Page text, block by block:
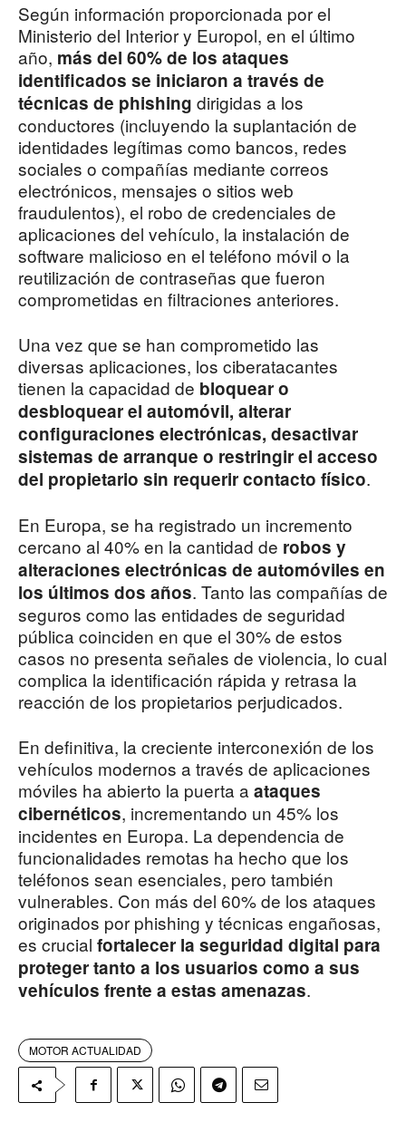
Según información proporcionada por el
Ministerio del Interior y Europol, en el último
año, más del 60% de los ataques
identificados se iniciaron a través de
técnicas de phishing dirigidas a los
conductores (incluyendo la suplantación de
identidades legítimas como bancos, redes
sociales o compañías mediante correos
electrónicos, mensajes o sitios web
fraudulentos), el robo de credenciales de
aplicaciones del vehículo, la instalación de
software malicioso en el teléfono móvil o la
reutilización de contraseñas que fueron
comprometidas en filtraciones anteriores.
Una vez que se han comprometido las
diversas aplicaciones, los ciberatacantes
tienen la capacidad de bloquear o
desbloquear el automóvil, alterar
configuraciones electrónicas, desactivar
sistemas de arranque o restringir el acceso
del propietario sin requerir contacto físico.
En Europa, se ha registrado un incremento
cercano al 40% en la cantidad de robos y
alteraciones electrónicas de automóviles en
los últimos dos años. Tanto las compañías de
seguros como las entidades de seguridad
pública coinciden en que el 30% de estos
casos no presenta señales de violencia, lo cual
complica la identificación rápida y retrasa la
reacción de los propietarios perjudicados.
En definitiva, la creciente interconexión de los
vehículos modernos a través de aplicaciones
móviles ha abierto la puerta a ataques
cibernéticos, incrementando un 45% los
incidentes en Europa. La dependencia de
funcionalidades remotas ha hecho que los
teléfonos sean esenciales, pero también
vulnerables. Con más del 60% de los ataques
originados por phishing y técnicas engañosas,
es crucial fortalecer la seguridad digital para
proteger tanto a los usuarios como a sus
vehículos frente a estas amenazas.
MOTOR ACTUALIDAD